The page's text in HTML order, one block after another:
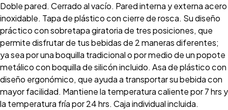
Doble pared. Cerrado al vacío. Pared interna y externa acero
inoxidable. Tapa de plástico con cierre de rosca. Su diseño
práctico con sobretapa giratoria de tres posiciones, que
permite disfrutar de tus bebidas de 2 maneras diferentes;
ya sea por una boquilla tradicional o por medio de un popote
metálico con boquilla de silicón incluido. Asa de plástico con
diseño ergonómico, que ayuda a transportar su bebida con
mayor facilidad. Mantiene la temperatura caliente por 7 hrs y
la temperatura fría por 24 hrs. Caja individual incluida.